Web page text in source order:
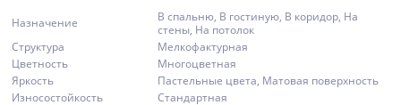
Назначение
В спальню, В гостиную, В коридор, На
стены, На потолок
Структура
Мелкофактурная
Цветность
Многоцветная
Яркость
Пастельные цвета, Матовая поверхность
Износостойкость
Стандартная